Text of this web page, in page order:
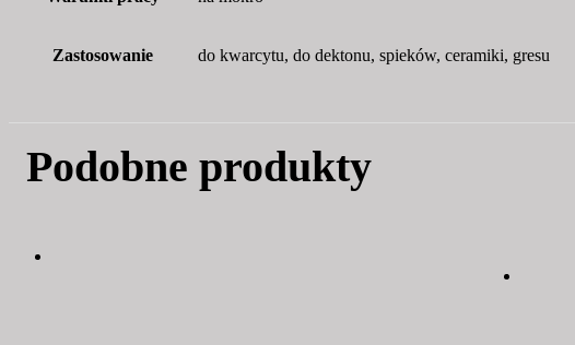
Zastosowanie do kwarcytu, do dektonu, spieków, ceramiki, gresu
Podobne produkty